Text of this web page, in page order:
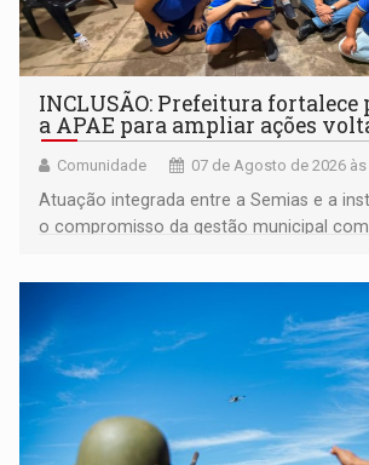
INCLUSÃO: Prefeitura fortalece
a APAE para ampliar ações
Comunidade 07 de Agosto de 2026 às
Atuação integrada entre a Semias e a
o compromisso da gestão municipal